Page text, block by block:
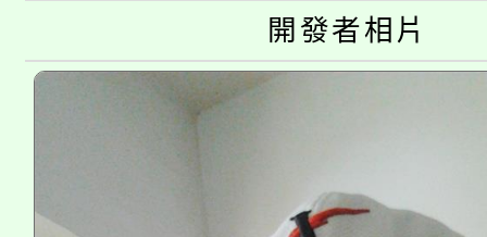
代理(課)教師甄選結果
公告本校115學年度第
代理(課)教師甄選結果(
轉知中國文化大學推廣
《TA101》溝通分析基
程，歡迎學生輔導中心
開發者相片